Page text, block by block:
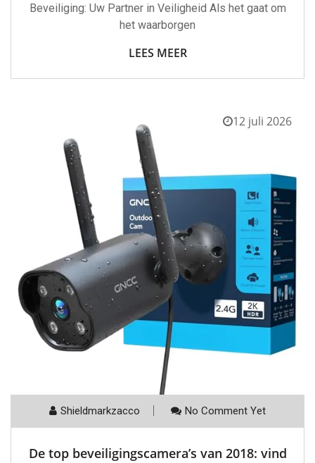
Beveiliging: Uw Partner in Veiligheid Als het gaat om
het waarborgen
LEES MEER
12 juli 2026
Shieldmarkzacco No Comment Yet
De top beveiligingscamera’s van 2018: vind